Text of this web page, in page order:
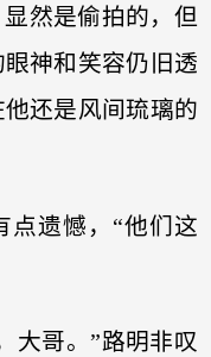
然是偷拍的，但
神和笑容仍旧透
还是风间琉璃的
点遗憾，“他们这
大哥。”路明非叹